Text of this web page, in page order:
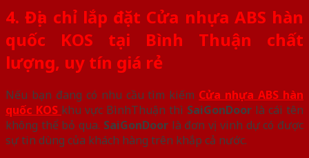
4. Địa chỉ lắp đặt Cửa nhựa ABS hàn
quốc KOS tại Bình Thuận chất
lượng, uy tín giá rẻ
Nếu bạn đang có nhu cầu tìm kiếm Cửa nhựa ABS hàn
quốc KOS khu vực BìnhThuận thì SaiGonDoor là cái tên
không thể bỏ qua. SaiGonDoorlà đơn vị vinh dự có được
sự tin dùng của khách hàng trên khắp cả nước.